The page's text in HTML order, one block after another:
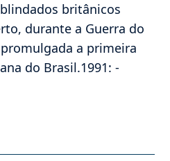
britânicos
durante a Guerra do
promulgada a primeira
do Brasil.1991: -